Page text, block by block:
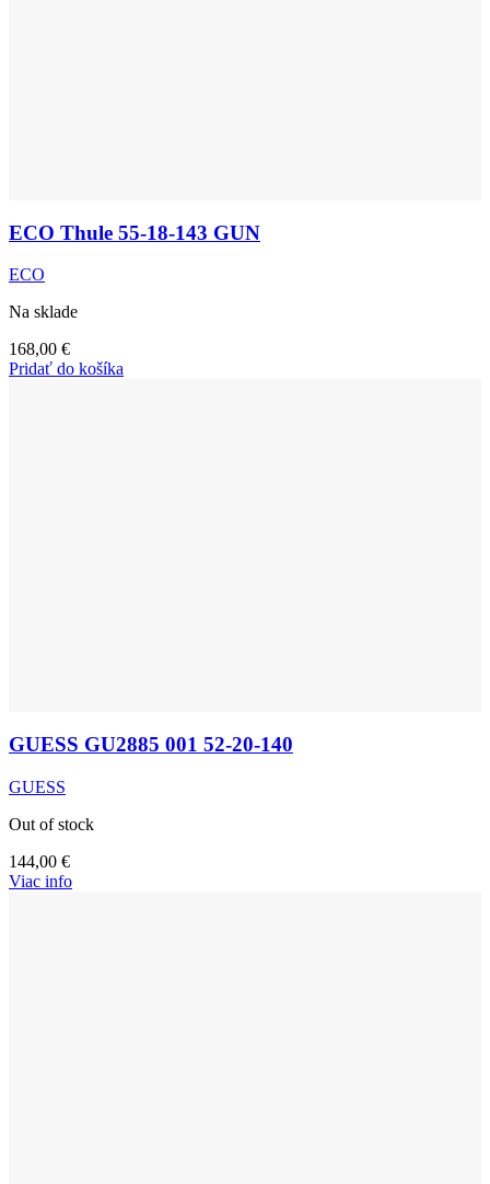
ECO Thule 55-18-143 GUN
ECO
Na sklade
168,00 €
Pridať do košíka
GUESS GU2885 001 52-20-140
GUESS
Out of stock
144,00 €
Viac info